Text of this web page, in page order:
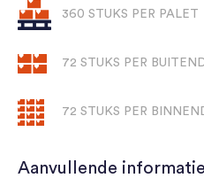
360 STUKS PER PALET
72 STUKS PER
72 STUKS PER
Aanvullende informatie